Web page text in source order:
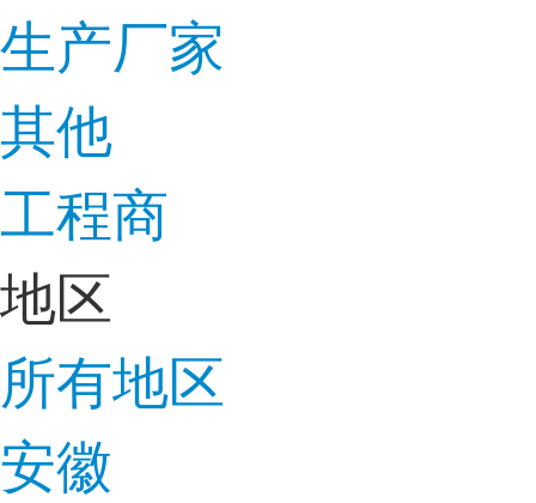
生产厂家
其他
工程商
地区
所有地区
安徽